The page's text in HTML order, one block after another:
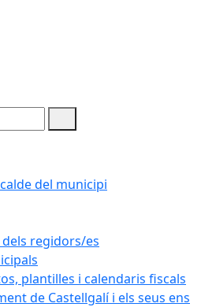
del municipi
regidors/es
plantilles i calendaris fiscals
de Castellgalí i els seus ens